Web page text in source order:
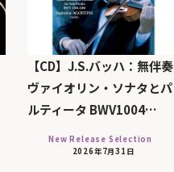
【CD】J.S.バッハ：無伴奏
ヴァイオリン・ソナタとパ
ルティータ BWV1004…
New Release Selection
2026年7月31日